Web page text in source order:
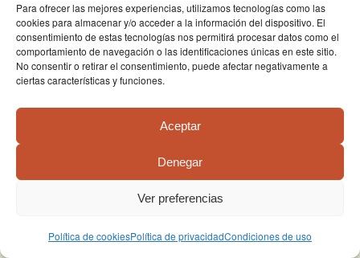
Para ofrecer las mejores experiencias, utilizamos tecnologías como las
cookies para almacenar y/o acceder a la información del dispositivo. El
consentimiento de estas tecnologías nos permitirá procesar datos como el
comportamiento de navegación o las identificaciones únicas en este sitio.
No consentir o retirar el consentimiento, puede afectar negativamente a
ciertas características y funciones.
Aceptar
Denegar
Ver preferencias
Política de cookiesPolítica de privacidadCondiciones de uso